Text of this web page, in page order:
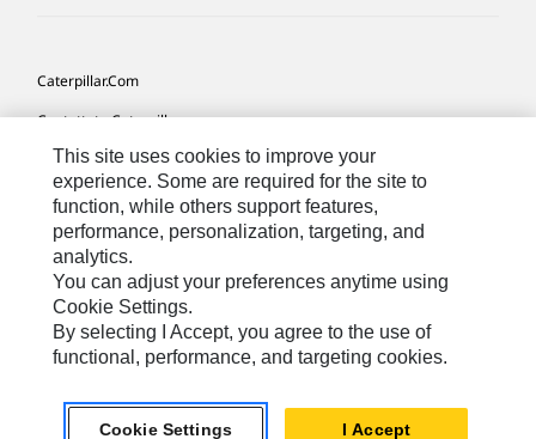
Caterpillar.com
Contattate Caterpillar
Le Mie Preferenze Di Marketing
Mappa Del Sito
Cookie Settings
Informazioni Legali
Tutela Della Privacy
Europe - Italian © 2026 Caterpillar. Tutti i diritti riservati.
This site uses cookies to improve your
experience. Some are required for the site to
function, while others support features,
performance, personalization, targeting, and
analytics.
You can adjust your preferences anytime using
Cookie Settings.
By selecting I Accept, you agree to the use of
functional, performance, and targeting cookies.
Cookie Settings I Accept